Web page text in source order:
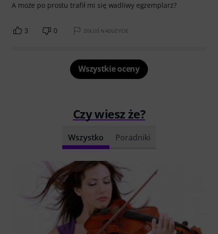
A może po prostu trafił mi się wadliwy egzemplarz?
3 0 ZGŁOŚ NADUŻYCIE
Wszystkie oceny
Czy wiesz że?
Wszystko Poradniki